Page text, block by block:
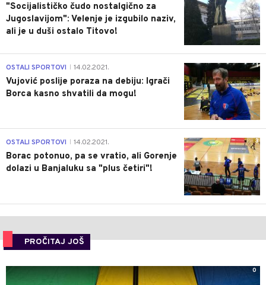
"Socijalističko čudo nostalgično za
Jugoslavijom": Velenje je izgubilo naziv,
ali je u duši ostalo Titovo!
1
OSTALI SPORTOVI 14.02.2021.
Vujović poslije poraza na debiju: Igrači
Borca kasno shvatili da mogu!
3
OSTALI SPORTOVI 14.02.2021.
Borac potonuo, pa se vratio, ali Gorenje
dolazi u Banjaluku sa "plus četiri"!
PROČITAJ JOŠ
0